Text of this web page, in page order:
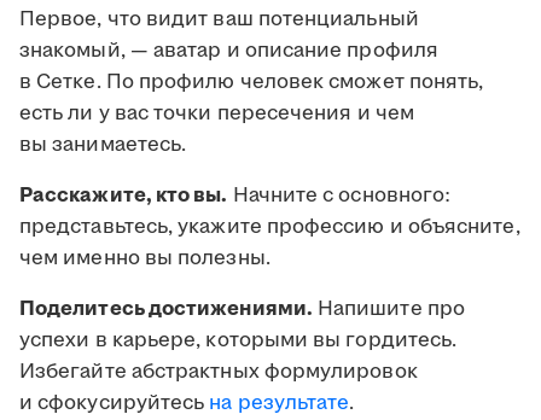
Первое, что видит ваш потенциальный
знакомый, — аватар и описание профиля
в Сетке. По профилю человек сможет понять,
есть ли у вас точки пересечения и чем
вы занимаетесь.
Расскажите, кто вы. Начните с основного:
представьтесь, укажите профессию и объясните,
чем именно вы полезны.
Поделитесь достижениями. Напишите про
успехи в карьере, которыми вы гордитесь.
Избегайте абстрактных формулировок
и сфокусируйтесь на результате.